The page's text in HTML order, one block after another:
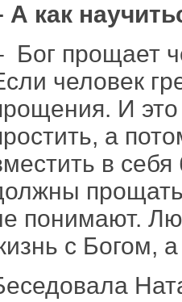
А как
Бог прощает
человек
И это
а
в
понимают.
с Богом,